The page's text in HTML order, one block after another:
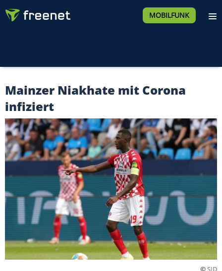
MOBILFUNK
Mainzer Niakhate mit Corona
infiziert
©SID